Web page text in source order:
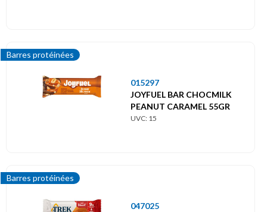
Barres protéinées
015297
JOYFUEL BAR CHOCMILK
PEANUT CARAMEL 55GR
UVC: 15
Barres protéinées
047025